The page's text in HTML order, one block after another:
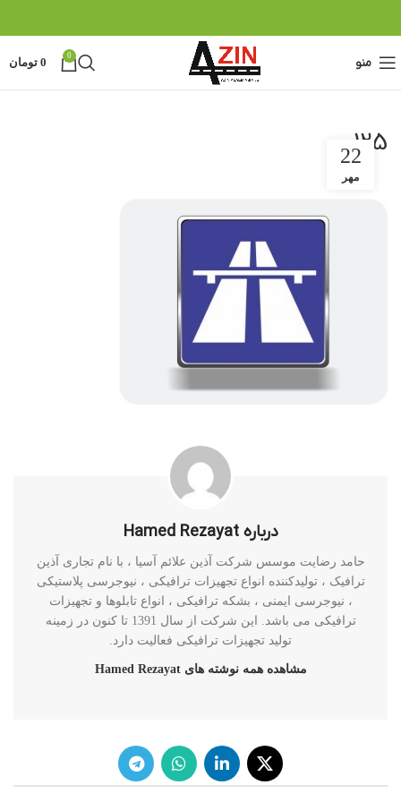
منو 0
0 تومان
125
22
مهر
درباره Hamed Rezayat
حامد رضایت موسس شرکت آذین علائم آسیا ، با نام تجاری آذین
ترافیک ، تولیدکننده انواع تجهیزات ترافیکی ، نیوجرسی پلاستیکی
، نیوجرسی ایمنی ، بشکه ترافیکی ، انواع تابلوها و تجهیزات
ترافیکی می باشد. این شرکت از سال 1391 تا کنون در زمینه
تولید تجهیزات ترافیکی فعالیت دارد.
مشاهده همه نوشته های Hamed Rezayat